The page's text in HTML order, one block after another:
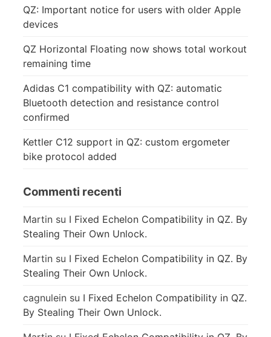
QZ: Important notice for users with older Apple
devices
QZ Horizontal Floating now shows total workout
remaining time
Adidas C1 compatibility with QZ: automatic
Bluetooth detection and resistance control
confirmed
Kettler C12 support in QZ: custom ergometer
bike protocol added
Commenti recenti
Martin su I Fixed Echelon Compatibility in QZ. By
Stealing Their Own Unlock.
Martin su I Fixed Echelon Compatibility in QZ. By
Stealing Their Own Unlock.
cagnulein su I Fixed Echelon Compatibility in QZ.
By Stealing Their Own Unlock.